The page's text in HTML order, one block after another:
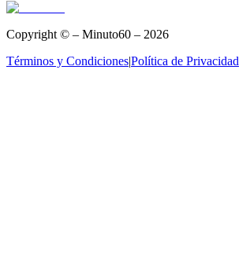
Copyright © – Minuto60 – 2026
Términos y Condiciones|Política de Privacidad